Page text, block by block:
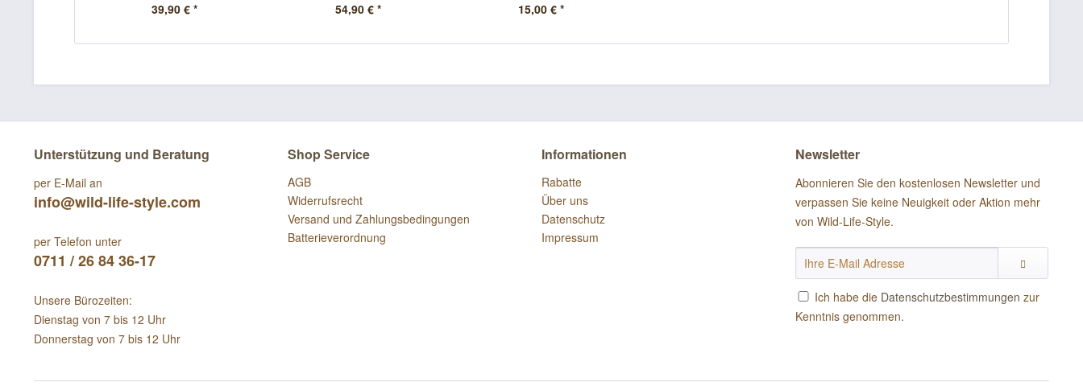
39,90 € * 54,90 € * 15,00 € *
Unterstützung und Beratung
per E-Mail an
info@wild-life-style.com
per Telefon unter
0711 / 26 84 36-17
Unsere Bürozeiten:
Dienstag von 7 bis 12 Uhr
Donnerstag von 7 bis 12 Uhr
Shop Service
AGB
Widerrufsrecht
Versand und Zahlungsbedingungen
Batterieverordnung
Informationen
Rabatte
Über uns
Datenschutz
Impressum
Newsletter
Abonnieren Sie den kostenlosen Newsletter und
verpassen Sie keine Neuigkeit oder Aktion mehr
von Wild-Life-Style.
Ich habe die Datenschutzbestimmungen zur
Kenntnis genommen.